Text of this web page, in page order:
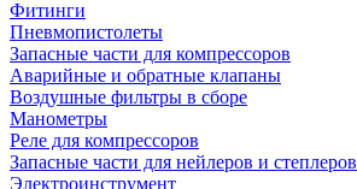
Фитинги
Пневмопистолеты
Запасные части для компрессоров
Аварийные и обратные клапаны
Воздушные фильтры в сборе
Манометры
Реле для компрессоров
Запасные части для нейлеров и степлеров
Электроинструмент